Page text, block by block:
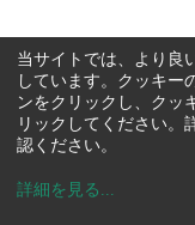
当サイトでは、より良
しています。クッキー
ンをクリックし、クッ
リックしてください。
認ください。
詳細を見る ...